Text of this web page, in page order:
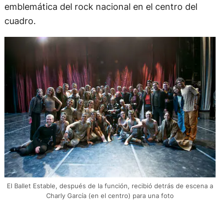
emblemática del rock nacional en el centro del
cuadro.
El Ballet Estable, después de la función, recibió detrás de escena a
Charly García (en el centro) para una foto